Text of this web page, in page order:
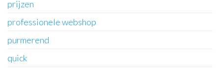
prijzen
professionele webshop
purmerend
quick